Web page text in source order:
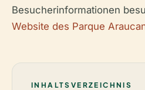
Besucherinformationen
Website des Parque
INHALTSVERZEICHNIS